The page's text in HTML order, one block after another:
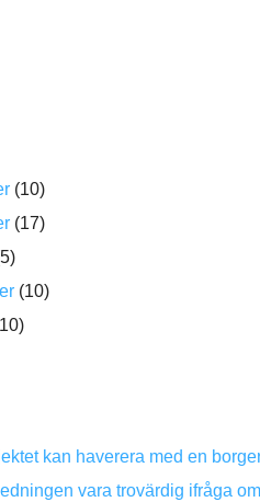
(10)
(17)
(10)
kan haverera med en
vara trovärdig ifråga